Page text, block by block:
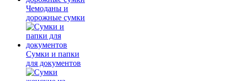
Чемоданы и
дорожные сумки
Сумки и папки
для документов